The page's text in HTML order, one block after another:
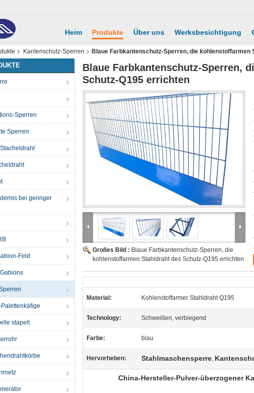
Heim Produkte Über uns Werksbesichtigung
Kantenschutz-Sperren Blaue Farbkantenschutz-Sperren, die kohlenstoffarmen
Sperren
Sperren
bei geringer
Feld
stapelt
Blaue Farbkantenschutz-Sperren,
Schutz-Q195 errichten
Großes Bild : Blaue Farbkantenschutz-Sperren, die
kohlenstoffarmen Stahldraht des Schutz-Q195 errichten
Material: Kohlenstoffarmer Stahldraht Q195
Technology: Schweißen, verbiegend
Farbe: blau
Hervorheben: Stahlmaschensperre,
China-Hersteller-Pulver-überzogener